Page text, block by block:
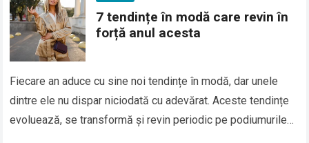
7 tendințe în modă care revin în
forță anul acesta
Fiecare an aduce cu sine noi tendințe în modă, dar unele
dintre ele nu dispar niciodată cu adevărat. Aceste tendințe
evoluează, se transformă și revin periodic pe podiumurile